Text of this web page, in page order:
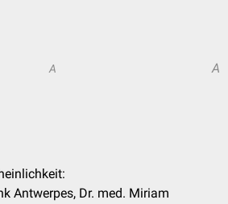
A A
Antwerpes, Dr. med. Miriam